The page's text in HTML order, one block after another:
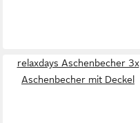
relaxdays Aschenbecher 3x
Aschenbecher mit Deckel